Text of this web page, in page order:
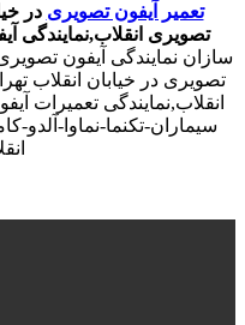
تعمیر آیفون تصویری در
تصویری انقلاب,نمایندگی
سازان نمایندگی آیفون
تصویری در خیابان انقلاب
انقلاب,نمایندگی تعمیرات
سیماران-تکنما-نماوا-